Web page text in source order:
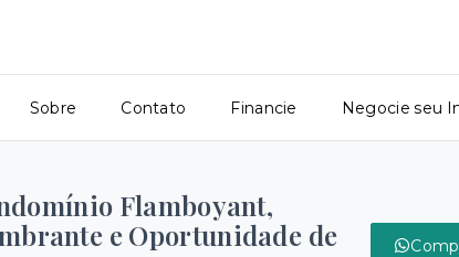
Sobre Contato Financie Negocie seu
Flamboyant,
e Oportunidade de